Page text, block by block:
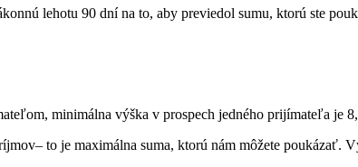
lehotu 90 dní na to, aby previedol sumu, ktorú ste
minimálna výška v prospech jedného prijímateľa je
to je maximálna suma, ktorú nám môžete poukázať.